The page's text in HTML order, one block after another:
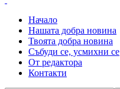
Начало
Нашата добра новина
Твоята добра новина
Събуди се, усмихни се
От редактора
Контакти